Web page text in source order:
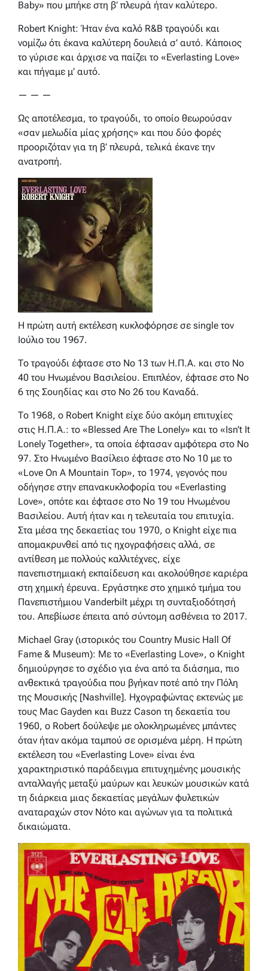
Baby» που μπήκε στη β’ πλευρά ήταν καλύτερο.
Robert Knight: Ήταν ένα καλό R&B τραγούδι και
νομίζω ότι έκανα καλύτερη δουλειά σ’ αυτό. Κάποιος
το γύρισε και άρχισε να παίζει το «Everlasting Love»
και πήγαμε μ’ αυτό.
— — —
Ως αποτέλεσμα, το τραγούδι, το οποίο θεωρούσαν
«σαν μελωδία μίας χρήσης» και που δύο φορές
προοριζόταν για τη β’ πλευρά, τελικά έκανε την
ανατροπή.
Η πρώτη αυτή εκτέλεση κυκλοφόρησε σε single τον
Ιούλιο του 1967.
Το τραγούδι έφτασε στο No 13 των Η.Π.Α. και στο No
40 του Ηνωμένου Βασιλείου. Επιπλέον, έφτασε στο No
6 της Σουηδίας και στο No 26 του Καναδά.
Το 1968, ο Robert Knight είχε δύο ακόμη επιτυχίες
στις Η.Π.Α.: το «Blessed Are The Lonely» και το «Isn’t It
Lonely Together», τα οποία έφτασαν αμφότερα στο No
97. Στο Ηνωμένο Βασίλειο έφτασε στο No 10 με το
«Love On A Mountain Top», το 1974, γεγονός που
οδήγησε στην επανακυκλοφορία του «Everlasting
Love», οπότε και έφτασε στο No 19 του Ηνωμένου
Βασιλείου. Αυτή ήταν και η τελευταία του επιτυχία.
Στα μέσα της δεκαετίας του 1970, ο Knight είχε πια
απομακρυνθεί από τις ηχογραφήσεις αλλά, σε
αντίθεση με πολλούς καλλιτέχνες, είχε
πανεπιστημιακή εκπαίδευση και ακολούθησε καριέρα
στη χημική έρευνα. Εργάστηκε στο χημικό τμήμα του
Πανεπιστήμιου Vanderbilt μέχρι τη συνταξιοδότησή
του. Απεβίωσε έπειτα από σύντομη ασθένεια το 2017.
Michael Gray (ιστορικός του Country Music Hall Of
Fame & Museum): Με το «Everlasting Love», ο Knight
δημιούργησε το σχέδιο για ένα από τα διάσημα, πιο
ανθεκτικά τραγούδια που βγήκαν ποτέ από την Πόλη
της Μουσικής [Nashville]. Ηχογραφώντας εκτενώς με
τους Mac Gayden και Buzz Cason τη δεκαετία του
1960, ο Robert δούλεψε με ολοκληρωμένες μπάντες
όταν ήταν ακόμα ταμπού σε ορισμένα μέρη. Η πρώτη
εκτέλεση του «Everlasting Love» είναι ένα
χαρακτηριστικό παράδειγμα επιτυχημένης μουσικής
ανταλλαγής μεταξύ μαύρων και λευκών μουσικών κατά
τη διάρκεια μιας δεκαετίας μεγάλων φυλετικών
αναταραχών στον Νότο και αγώνων για τα πολιτικά
δικαιώματα.